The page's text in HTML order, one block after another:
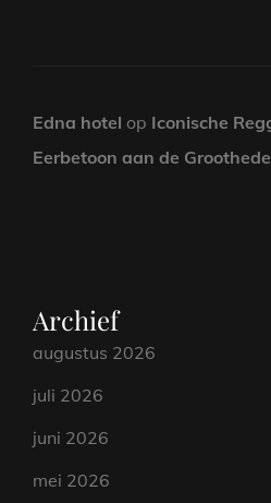
Edna hotel op Iconische
Eerbetoon aan de
Archief
augustus 2026
juli 2026
juni 2026
mei 2026